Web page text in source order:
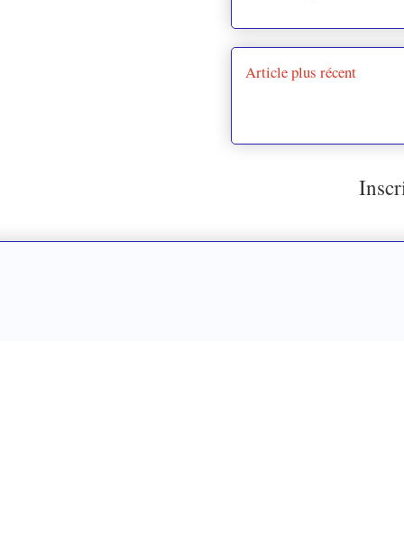
Article plus récent